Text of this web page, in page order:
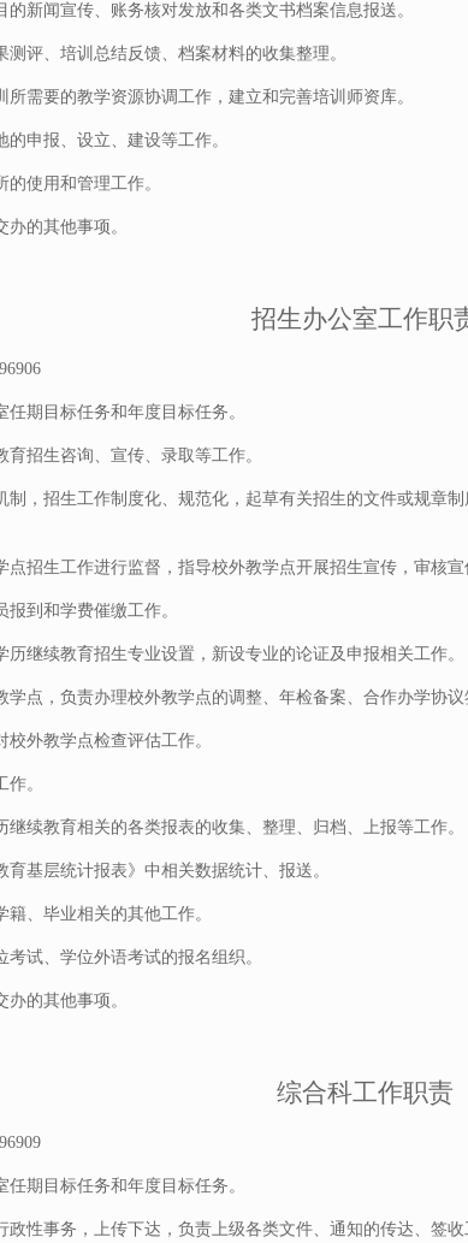
的新闻宣传、账务核对发放和各类文书档案信息报送。
测评、培训总结反馈、档案材料的收集整理。
所需要的教学资源协调工作，建立和完善培训师资库。
申报、设立、建设等工作。
使用和管理工作。
的其他事项。
招生办公室工作职
期目标任务和年度目标任务。
育招生咨询、宣传、录取等工作。
制，招生工作制度化、规范化，起草有关招生的文件或规章
点招生工作进行监督，指导校外教学点开展招生宣传，审核
到和学费催缴工作。
历继续教育招生专业设置，新设专业的论证及申报相关工作。
学点，负责办理校外教学点的调整、年检备案、合作办学协
校外教学点检查评估工作。
。
继续教育相关的各类报表的收集、整理、归档、上报等工作。
育基层统计报表》中相关数据统计、报送。
、毕业相关的其他工作。
考试、学位外语考试的报名组织。
的其他事项。
综合科工作职责
期目标任务和年度目标任务。
政性事务，上传下达，负责上级各类文件、通知的传达、签